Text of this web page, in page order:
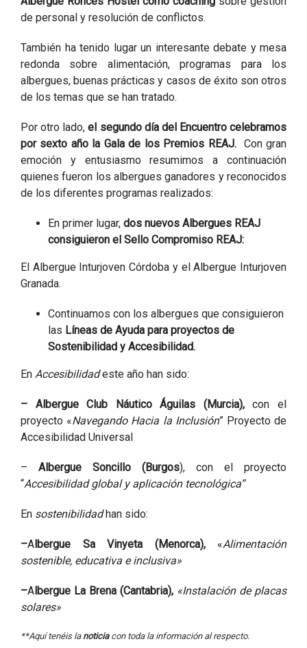
de personal y resolución de conflictos.
También ha tenido lugar un interesante debate y mesa
redonda sobre alimentación, programas para los
albergues, buenas prácticas y casos de éxito son otros
de los temas que se han tratado.
Por otro lado, el segundo día del Encuentro celebramos
por sexto año la Gala de los Premios REAJ.Con gran
emoción y entusiasmo resumimos a continuación
quienes fueron los albergues ganadores y reconocidos
de los diferentes programas realizados:
En primer lugar, dos nuevos Albergues REAJ
consiguieron el Sello Compromiso REAJ:
El Albergue Inturjoven Córdoba y el Albergue Inturjoven
Granada.
Continuamos con los albergues que consiguieron
las Líneas de Ayuda para proyectos de
Sostenibilidad y Accesibilidad.
En Accesibilidadeste año han sido:
– Albergue Club Náutico Águilas (Murcia),con el
proyecto «Navegando Hacia la Inclusión” Proyecto de
Accesibilidad Universal
– Albergue Soncillo (Burgos), con el proyecto
“Accesibilidad global y aplicación tecnológica”
En sostenibilidadhan sido:
–Albergue Sa Vinyeta (Menorca),«Alimentación
sostenible, educativa e inclusiva»
–Albergue La Brena (Cantabria), «Instalación de placas
solares»
**Aquí tenéis la noticiacon toda la información al respecto.